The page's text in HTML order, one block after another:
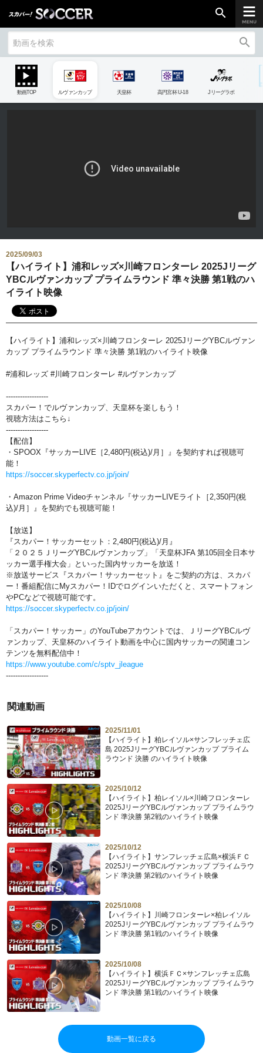
ご加入はこちら
UEFAカンファレンスリーグ
生中継／
おすすめ番組
Jリーグラボ
Jリーグクラブ応援番組
search
search
動画TOP ルヴァンカップ 天皇杯 高円宮杯 U-18 Jリーグラボ
2025/09/03
【ハイライト】浦和レッズ×川崎フロンターレ 2025Jリーグ
YBCルヴァンカップ プライムラウンド 準々決勝 第1戦のハ
イライト映像
【ハイライト】浦和レッズ×川崎フロンターレ 2025JリーグYBCルヴァン
カップ プライムラウンド 準々決勝 第1戦のハイライト映像
#浦和レッズ #川崎フロンターレ #ルヴァンカップ
------------------
スカパー！でルヴァンカップ、天皇杯を楽しもう！
視聴方法はこちら↓
------------------
【配信】
・SPOOX『サッカーLIVE［2,480円(税込)/月］』を契約すれば視聴可
能！
https://soccer.skyperfectv.co.jp/join/
・Amazon Prime Videoチャンネル『サッカーLIVEライト［2,350円(税
込)/月］』を契約でも視聴可能！
【放送】
『スカパー！サッカーセット：2,480円(税込)/月』
「２０２５ＪリーグYBCルヴァンカップ」「天皇杯JFA 第105回全日本サ
ッカー選手権大会」といった国内サッカーを放送！
※放送サービス『スカパー！サッカーセット』をご契約の方は、スカパ
ー！番組配信にMyスカパー！IDでログインいただくと、スマートフォン
やPCなどで視聴可能です。
https://soccer.skyperfectv.co.jp/join/
「スカパー！サッカー」のYouTubeアカウントでは、ＪリーグYBCルヴ
ァンカップ、天皇杯のハイライト動画を中心に国内サッカーの関連コン
テンツを無料配信中！
https://www.youtube.com/c/sptv_jleague
------------------
関連動画
2025/11/01
【ハイライト】柏レイソル×サンフレッチェ広
島 2025JリーグYBCルヴァンカップ プライム
ラウンド 決勝 のハイライト映像
2025/10/12
【ハイライト】柏レイソル×川崎フロンターレ
2025JリーグYBCルヴァンカップ プライムラウ
ンド 準決勝 第2戦のハイライト映像
2025/10/12
【ハイライト】サンフレッチェ広島×横浜ＦＣ
2025JリーグYBCルヴァンカップ プライムラウ
ンド 準決勝 第2戦のハイライト映像
2025/10/08
【ハイライト】川崎フロンターレ×柏レイソル
2025JリーグYBCルヴァンカップ プライムラウ
ンド 準決勝 第1戦のハイライト映像
2025/10/08
【ハイライト】横浜ＦＣ×サンフレッチェ広島
2025JリーグYBCルヴァンカップ プライムラウ
ンド 準決勝 第1戦のハイライト映像
動画一覧に戻る